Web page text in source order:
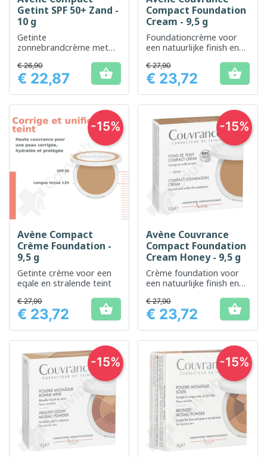
Getint SPF 50+ Zand -
10 g
Getinte
zonnebrandcrème met
gevoelige huid
Prijs
€ 26,90
€ 22,87 
Compact Foundation
Cream - 9,5 g
Foundationcrème voor
een natuurlijke finish en
Prijs
€ 27,90
€ 23,72 
Avène Compact
Crème Foundation -
9,5 g
Getinte crème voor een
egale en stralende teint
Prijs
€ 27,90
€ 23,72 
-15%
Avène Couvrance
Compact Foundation
Cream Honey - 9,5 g
Crème foundation voor
een natuurlijke finish en
Prijs
€ 27,90
€ 23,72 
-15%
-15% -15%